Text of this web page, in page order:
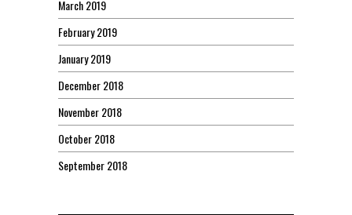
March 2019
February 2019
January 2019
December 2018
November 2018
October 2018
September 2018